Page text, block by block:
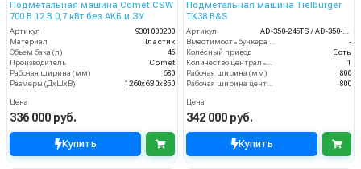
Подметальная машина Comet CSW
700 B 12 В 0,7 кВт без АКБ и ЗУ
Артикул
9301000200
Материал
Пластик
Объем бака (л)
45
Производитель
Comet
Рабочая ширина (мм)
680
Размеры (ДхШхВ)
1260х6З0х850
Цена
336 000 руб.
Купить
Подметальная машина Tielburger
TK38 B&S
Артикул
-
Колёсный привод
Есть
1
Рабочая ширина (мм)
800
800
Цена
342 000 руб.
Купить